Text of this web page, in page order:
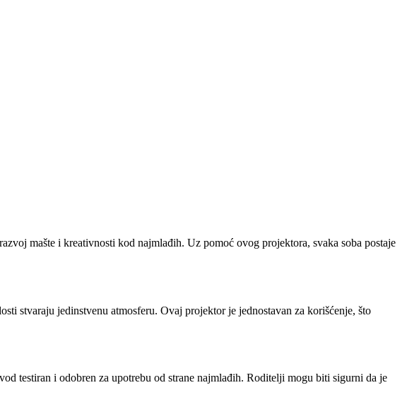
mašte i kreativnosti kod najmlađih. Uz pomoć ovog projektora, svaka soba postaje
stvaraju jedinstvenu atmosferu. Ovaj projektor je jednostavan za korišćenje, što
testiran i odobren za upotrebu od strane najmlađih. Roditelji mogu biti sigurni da je